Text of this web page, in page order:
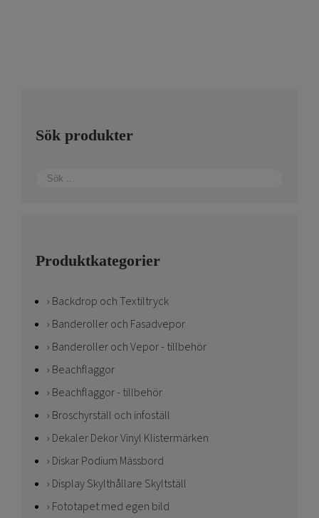
Sök produkter
Produktkategorier
Backdrop och Textiltryck
Banderoller och Fasadvepor
Banderoller och Vepor - tillbehör
Beachflaggor
Beachflaggor - tillbehör
Broschyrställ och infoställ
Dekaler Dekor Vinyl Klistermärken
Diskar Podium Mässbord
Display Skylthållare Skyltställ
Fototapet med egen bild